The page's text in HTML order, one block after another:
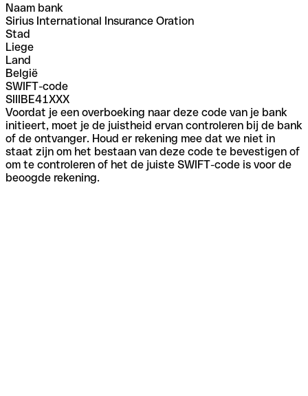
Naam bank
Sirius International Insurance Oration
Stad
Liege
Land
België
SWIFT-code
SIIIBE41XXX
Voordat je een overboeking naar deze code van je bank
initieert, moet je de juistheid ervan controleren bij de bank
of de ontvanger. Houd er rekening mee dat we niet in
staat zijn om het bestaan van deze code te bevestigen of
om te controleren of het de juiste SWIFT-code is voor de
beoogde rekening.